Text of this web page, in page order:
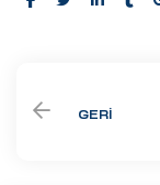
Share:
GERI